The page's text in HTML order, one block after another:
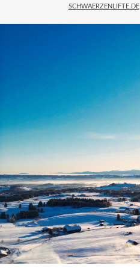
SCHWAERZENLIFTE.DE